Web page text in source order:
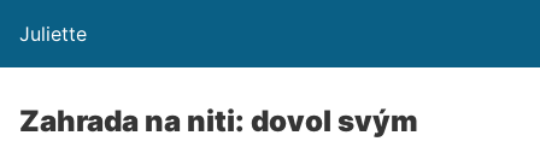
Juliette
Zahrada na niti: dovol svým